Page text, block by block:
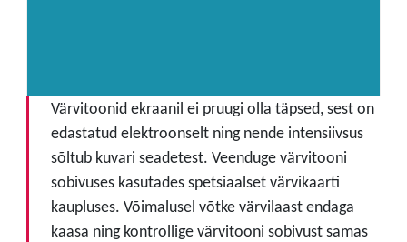
Värvitoonid ekraanil ei pruugi olla täpsed, sest on
edastatud elektroonselt ning nende intensiivsus
sõltub kuvari seadetest. Veenduge värvitooni
sobivuses kasutades spetsiaalset värvikaarti
kaupluses. Võimalusel võtke värvilaast endaga
kaasa ning kontrollige värvitooni sobivust samas